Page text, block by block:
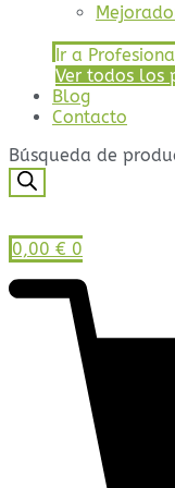
Ir a
Ver todos los
Blog
Contacto
Búsqueda de
0,00 € 0